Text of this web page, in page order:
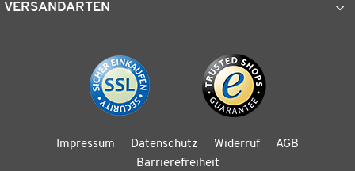
VERSANDARTEN
Impressum Datenschutz Widerruf
AGB
Barrierefreiheit